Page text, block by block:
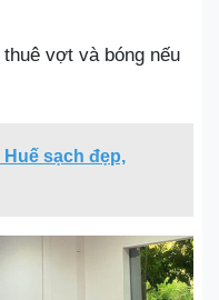
vợt và bóng nếu
sạch đẹp,